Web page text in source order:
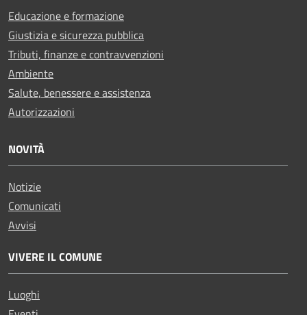
Educazione e formazione
Giustizia e sicurezza pubblica
Tributi, finanze e contravvenzioni
Ambiente
Salute, benessere e assistenza
Autorizzazioni
NOVITÀ
Notizie
Comunicati
Avvisi
VIVERE IL COMUNE
Luoghi